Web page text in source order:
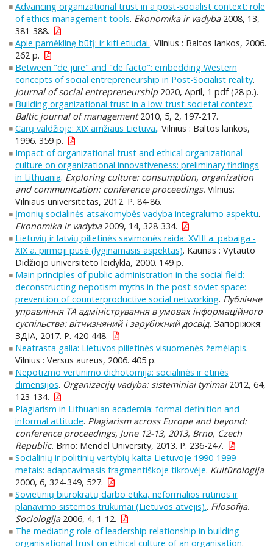
Advancing organizational trust in a post-socialist context: role
of ethics management tools. Ekonomika ir vadyba2008, 13,
381-388.
Apie pamėklinę būtį: ir kiti etiudai.. Vilnius : Baltos lankos, 2006.
262 p.
Between "de jure" and "de facto": embedding Western
concepts of social entrepreneurship in Post-Socialist reality.
Journal of social entrepreneurship2020, April, 1 pdf (28 p.).
Building organizational trust in a low-trust societal context.
Baltic journal of management2010, 5, 2, 197-217.
Carų valdžioje: XIX amžiaus Lietuva.. Vilnius : Baltos lankos,
1996. 359 p.
Impact of organizational trust and ethical organizational
culture on organizational innovativeness: preliminary findings
in Lithuania. Exploring culture: consumption, organization
and communication: conference proceedings. Vilnius:
Vilniaus universitetas, 2012. P. 84-86.
Įmonių socialinės atsakomybės vadyba integralumo aspektu.
Ekonomika ir vadyba2009, 14, 328-334.
Lietuvių ir latvių pilietinės savimonės raida: XVIII a. pabaiga -
XIX a. pirmoji pusė (lyginamasis aspektas). Kaunas : Vytauto
Didžiojo universiteto leidykla, 2000. 149 p.
Main principles of public administration in the social field:
deconstructing nepotism myths in the post-soviet space:
prevention of counterproductive social networking. Публiчне
управлiння ТА адмiнiстрування в умовах iнформацiйного
суспiльства: вiтчизняний i зарубiжний досвiд. Запоріжжя:
ЗДІА, 2017. P. 420-448.
Neatrasta galia: Lietuvos pilietinės visuomenės žemėlapis.
Vilnius : Versus aureus, 2006. 405 p.
Nepotizmo vertinimo dichotomija: socialinės ir etinės
dimensijos. Organizacijų vadyba: sisteminiai tyrimai2012, 64,
123-134.
Plagiarism in Lithuanian academia: formal definition and
informal attitude. Plagiarism across Europe and beyond:
conference proceedings, June 12-13, 2013, Brno, Czech
Republic. Brno: Mendel University, 2013. P. 236-247.
Socialinių ir politinių vertybių kaita Lietuvoje 1990-1999
metais: adaptavimasis fragmentiškoje tikrovėje. Kultūrologija
2000, 6, 324-349, 527.
Sovietinių biurokratų darbo etika, neformalios rutinos ir
planavimo sistemos trūkumai (Lietuvos atvejis).. Filosofija.
Sociologija2006, 4, 1-12.
The mediating role of leadership relationship in building
organisational trust on ethical culture of an organisation.